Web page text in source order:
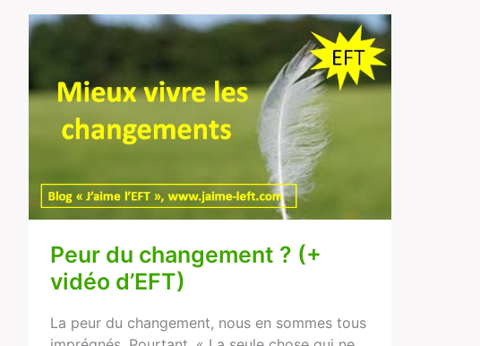
Peur du changement ? (+
vidéo d’EFT)
La peur du changement, nous en sommes tous
changement
(+